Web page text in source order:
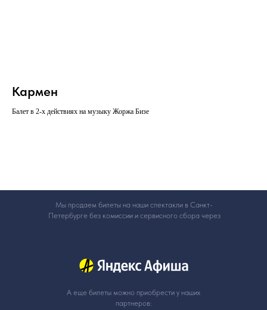
Кармен
Балет в 2-х действиях на музыку Жоржа Бизе
Мы продаем билеты на наши спектакли в Санкт-
Петербурге без комиссии и сервисного сбора через
А еще билеты можно приобрести у наших
партнеров: